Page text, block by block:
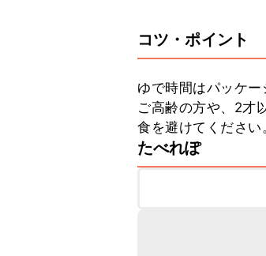
コツ・ポイント
ゆで時間はパッケー
ご高齢の方や、2才
食を避けてください
たべれぽ